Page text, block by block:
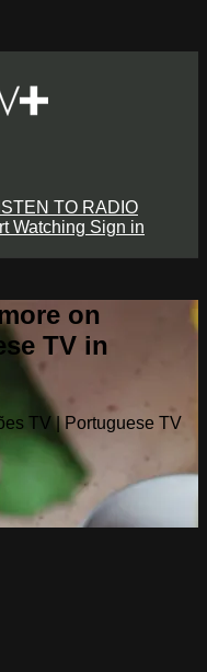
TO RADIO
Watching Sign in
on
TV in
TV | Portuguese TV